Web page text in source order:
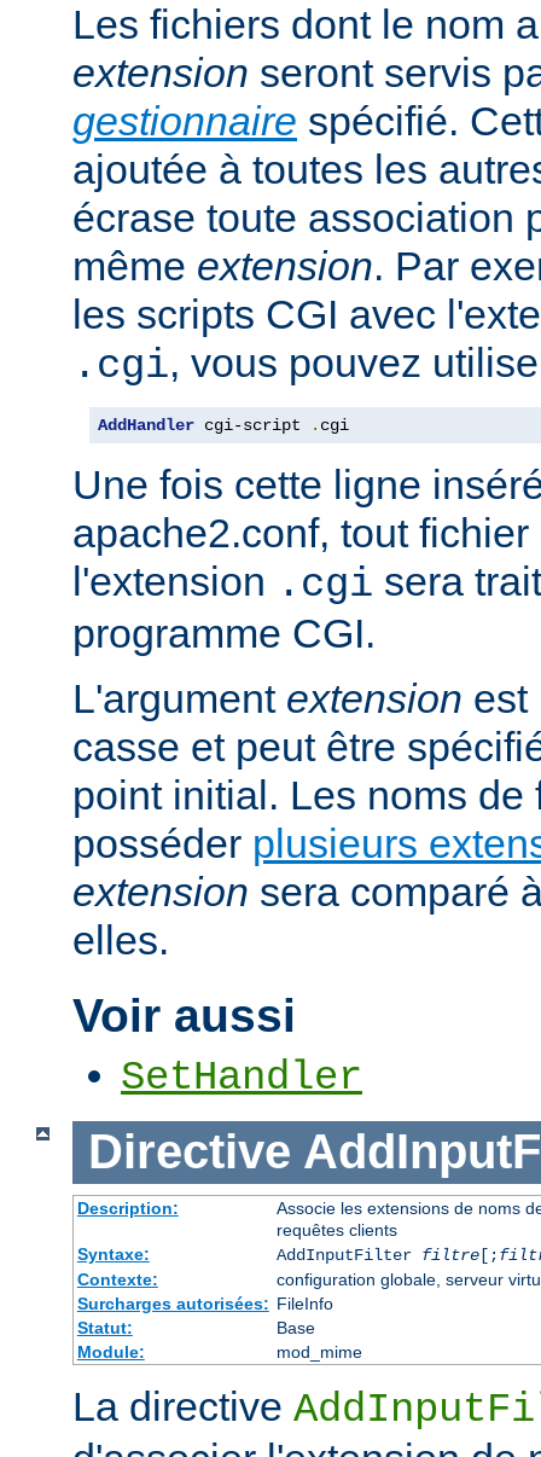
Les fichiers dont le nom
extension seront servis
gestionnaire spécifié.
ajoutée à toutes les
écrase toute association
même extension. Par
les scripts CGI avec
.cgi, vous pouvez
AddHandler cgi-script . cgi
Une fois cette ligne
apache2.conf, tout
l'extension .cgi sera
programme CGI.
L'argument extension est
casse et peut être
point initial. Les noms de
posséder plusieurs
extension sera comparé
elles.
Voir aussi
SetHandler
Directive
Description:
Associe les extensions de noms
requêtes clients
Syntaxe:
AddInputFilter filtre[;
Contexte:
configuration globale, serveur
Surcharges autorisées: FileInfo
Statut:
Base
Module:
mod_mime
La directive